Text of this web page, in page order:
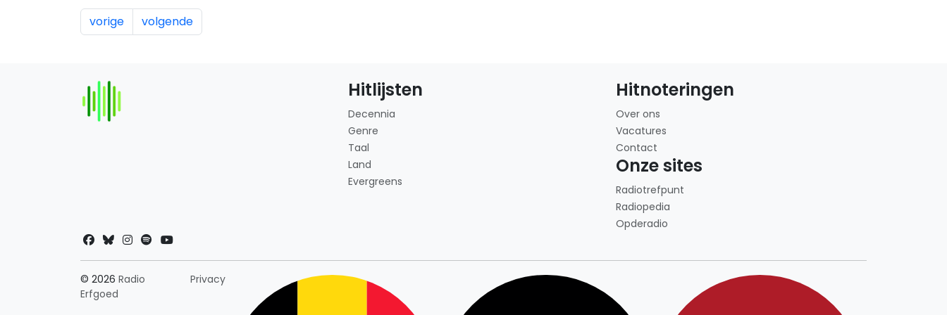
vorige volgende
Hitlijsten
Decennia
Genre
Taal
Land
Evergreens
Hitnoteringen
Over ons
Vacatures
Contact
Onze sites
Radiotrefpunt
Radiopedia
Opderadio
© 2026 Radio
Erfgoed
PrivacyLandkeuze